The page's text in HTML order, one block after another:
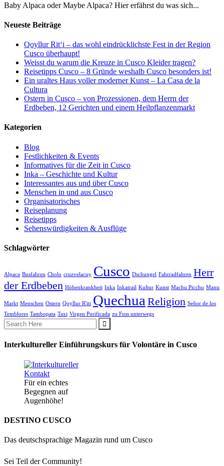
Baby Alpaca oder Maybe Alpaca? Hier erfährst du was sich...
Neueste Beiträge
Qoyllur Rit‘i – das wohl eindrücklichste Fest in der Region
Cusco überhaupt!
Weisst du warum die Kreuze in Cusco Kleider tragen?
Reisetipps Cusco – 8 Gründe weshalb Cusco besonders ist!
Ein uraltes Haus voller moderner Kunst – La Casa de la
Cultura
Ostern in Cusco – von Prozessionen, dem Herrn der
Erdbeben, 12 Gerichten und einem Heilpflanzenmarkt
Kategorien
Blog
Festlichkeiten & Events
Informatives für die Zeit in Cusco
Inka – Geschichte und Kultur
Interessantes aus und über Cusco
Menschen in und aus Cusco
Organisatorisches
Reiseplanung
Reisetipps
Sehenswürdigkeiten & Ausflüge
Schlagwörter
Alpaca Busfahren Cholo cruzvelacuy Cusco Dschungel Fahrradfahren Herr
der Erdbeben Höhenkrankheit Inka Inkatrail Kultur Kunst Machu Picchu Manu
Markt Menschen Ostern Qoyllur R'iti Quechua Religion Señor de los
Temblores Tambopata Taxi Virgen Purificada zu Fuss unterwegs
Interkultureller Einführungskurs für Volontäre in Cusco
Für ein echtes
Begegnen auf
Augenhöhe!
DESTINO CUSCO
Das deutschsprachige Magazin rund um Cusco
Sei Teil der Community!